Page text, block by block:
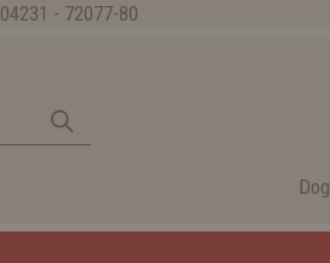
04231 - 72077-80
Dog